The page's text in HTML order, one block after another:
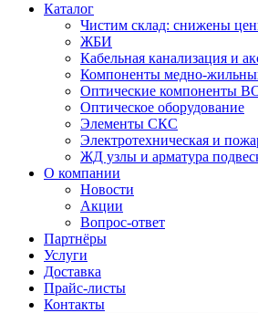
Каталог
Чистим склад: снижены
ЖБИ
Кабельная канализация и
Компоненты медно-
Оптические компоненты
Оптическое оборудование
Элементы СКС
Электротехническая и
ЖД узлы и арматура
О компании
Новости
Акции
Вопрос-ответ
Партнёры
Услуги
Доставка
Прайс-листы
Контакты